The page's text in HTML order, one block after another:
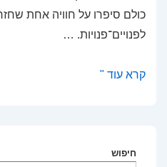
כולם סיפרו על חוויה אחת
לפנויים־פנויות. …
אהבה
פנויים־פנויות
קרא עוד "
חיפוש